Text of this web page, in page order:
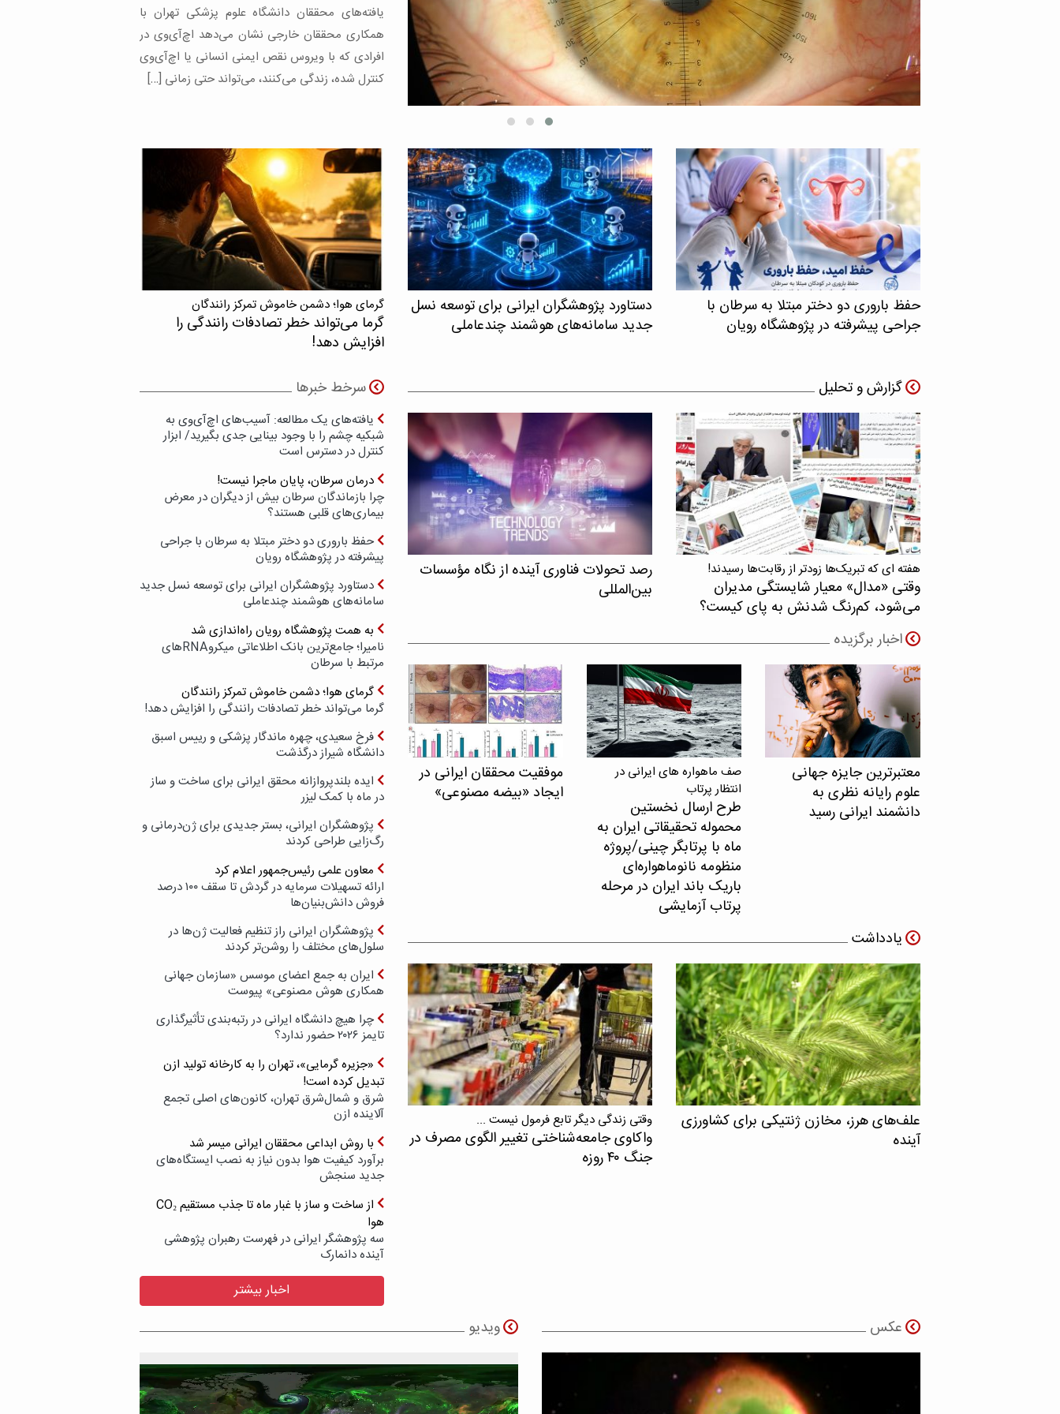
قلبی‌عروقی که امروزه به یکی از مهم‌ترین علل بیماری
و مرگ در این گروه تبدیل […]
حفظ باروری دو دختر مبتلا به سرطان با
جراحی پیشرفته در پژوهشگاه رویان
دستاورد پژوهشگران ایرانی برای توسعه نسل
جدید سامانه‌های هوشمند چندعاملی
گرمای هوا؛ دشمن خاموش تمرکز رانندگان
گرما می‌تواند خطر تصادفات رانندگی را
افزایش دهد!
گزارش و تحلیل
هفته ای که تبریک‌ها زودتر از رقابت‌ها رسیدند!
وقتی «مدال‌» معیار شایستگی مدیران
می‌شود، کم‌رنگ شدنش به پای کیست؟
رصد تحولات فناوری آینده از نگاه مؤسسات
بین‌المللی
اخبار برگزیده
معتبرترین جایزه جهانی
علوم رایانه نظری به
دانشمند ایرانی رسید
صف ماهواره های ایرانی در
انتظار پرتاب
طرح ارسال نخستین
محموله تحقیقاتی ایران به
ماه با پرتابگر چینی/پروژه
منظومه نانوماهواره‌ای
باریک باند ایران در مرحله
پرتاب آزمایشی
موفقیت محققان ایرانی در
ایجاد «بیضه مصنوعی»
یادداشت
علف‌های هرز، مخازن ژنتیکی برای کشاورزی
آینده
وقتی زندگی دیگر تابع فرمول نیست ...
واکاوی جامعه‌شناختی تغییر الگوی مصرف در
جنگ ۴۰ روزه
سرخط خبرها
یافته‌های یک مطالعه: آسیب‌های اچ‌آی‌وی به
شبکیه چشم را با وجود بینایی جدی بگیرید/ ابزار
کنترل در دسترس است
درمان سرطان، پایان ماجرا نیست!
چرا بازماندگان سرطان بیش از دیگران در معرض
بیماری‌های قلبی هستند؟
حفظ باروری دو دختر مبتلا به سرطان با جراحی
پیشرفته در پژوهشگاه رویان
دستاورد پژوهشگران ایرانی برای توسعه نسل جدید
سامانه‌های هوشمند چندعاملی
به همت پژوهشگاه رویان راه‌اندازی شد
نامیرا؛ جامع‌ترین بانک اطلاعاتی میکروRNAهای
مرتبط با سرطان
گرمای هوا؛ دشمن خاموش تمرکز رانندگان
گرما می‌تواند خطر تصادفات رانندگی را افزایش دهد!
فرخ سعیدی، چهره ماندگار پزشکی و رییس اسبق
دانشگاه شیراز درگذشت
ایده بلندپروازانه محقق ایرانی برای ساخت و ساز
در ماه با کمک لیزر
پژوهشگران ایرانی، بستر جدیدی برای ژن‌درمانی و
رگ‌زایی طراحی کردند
معاون علمی رئیس‌جمهور اعلام کرد
ارائه تسهیلات سرمایه در گردش تا سقف ۱۰۰ درصد
فروش دانش‌بنیان‌ها
پژوهشگران ایرانی راز تنظیم فعالیت ژن‌ها در
سلول‌های مختلف را روشن‌تر کردند
ایران به جمع اعضای موسس «سازمان جهانی
همکاری هوش مصنوعی» پیوست
چرا هیچ دانشگاه ایرانی در رتبه‌بندی تأثیرگذاری
تایمز ۲۰۲۶ حضور ندارد؟
«جزیره گرمایی»، تهران را به کارخانه تولید ازن
تبدیل کرده است!
شرق و شمال‌شرق تهران، کانون‌های اصلی تجمع
آلاینده ازن
با روش ابداعی محققان ایرانی میسر شد
برآورد کیفیت هوا بدون نیاز به نصب ایستگاه‌های
جدید سنجش
از ساخت و ساز با غبار ماه تا جذب مستقیم CO₂
هوا
سه پژوهشگر ایرانی در فهرست رهبران پژوهشی
آینده دانمارک
اخبار بیشتر
عکس ویدیو